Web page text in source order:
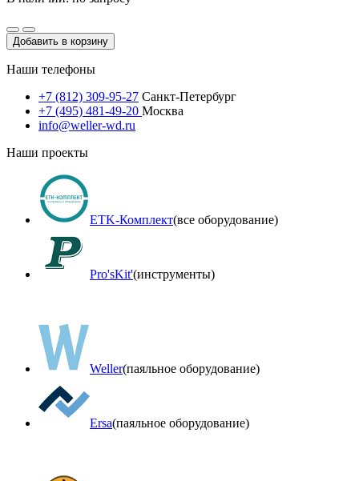
Добавить в корзину
Наши телефоны
+7 (812) 309-95-27 Санкт-Петербург
+7 (495) 481-49-20 Москва
info@weller-wd.ru
Наши проекты
ETK-Комплект(все оборудование)
Pro'sKit'(инструменты)
Weller(паяльное оборудование)
Ersa(паяльное оборудование)